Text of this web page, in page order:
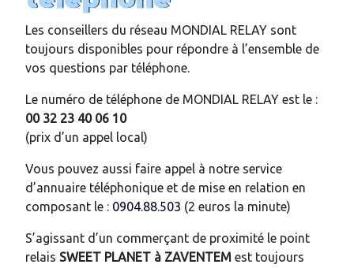
Les conseillers du réseau MONDIAL RELAY sont
toujours disponibles pour répondre à l’ensemble de
vos questions par téléphone.
Le numéro de téléphone de MONDIAL RELAY est le :
00 32 23 40 06 10
(prix d’un appel local)
Vous pouvez aussi faire appel à notre service
d’annuaire téléphonique et de mise en relation en
composant le : 0904.88.503 (2 euros la minute)
S’agissant d’un commerçant de proximité le point
relais SWEET PLANET à ZAVENTEM est toujours